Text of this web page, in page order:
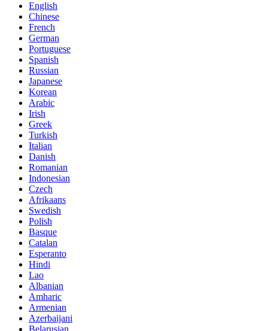
English
Chinese
French
German
Portuguese
Spanish
Russian
Japanese
Korean
Arabic
Irish
Greek
Turkish
Italian
Danish
Romanian
Indonesian
Czech
Afrikaans
Swedish
Polish
Basque
Catalan
Esperanto
Hindi
Lao
Albanian
Amharic
Armenian
Azerbaijani